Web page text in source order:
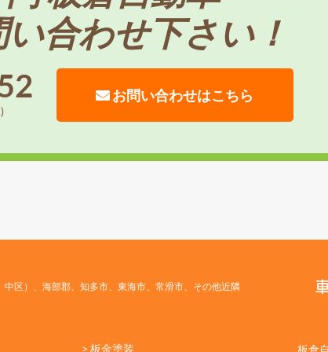
合わせ下さい！
お問い合わせはこちら
区）、海部郡、知多市、東海市、常滑市、その他近隣
> 板金塗装 板倉